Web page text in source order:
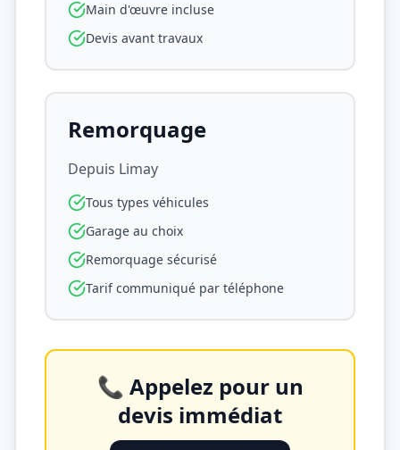
Main d'œuvre incluse
Devis avant travaux
Remorquage
Depuis Limay
Tous types véhicules
Garage au choix
Remorquage sécurisé
Tarif communiqué par téléphone
📞 Appelez pour un
devis immédiat